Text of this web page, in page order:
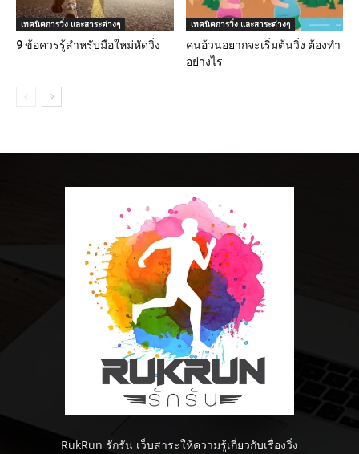
เทคนิคการวิ่ง และสาระต่างๆ
9 ข้อควรรู้สำหรับมือใหม่หัดวิ่ง
เทคนิคการวิ่ง และสาระต่างๆ
คนอ้วนอยากจะเริ่มต้นวิ่ง ต้องทำ
อย่างไร
RukRun รักรัน เว็บสาระให้ความรู้เกี่ยวกับเรื่องวิ่ง